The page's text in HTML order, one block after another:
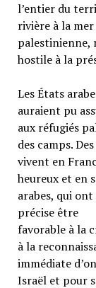
l’entier du
rivière à la
palestinienne,
hostile à la
Les États
auraient pu
aux réfugiés
des camps.
vivent en
heureux et en
arabes, qui
précise être
favorable à la
à la
immédiate
Israël et pour